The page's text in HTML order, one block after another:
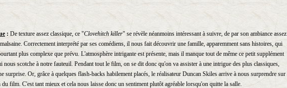
: De texture assez classique, ce "Clovehitch killer" se révèle néanmoins intéressant à suivre, de par son ambiance assez
Correctement interprété par ses comédiens, il nous fait découvrir une famille, apparemment sans histoires, qui
plus complexe que prévu. L'atmosphère intrigante est présente, mais il manque tout de même ce petit supplément
nous scotche à notre fauteuil. Pendant tout le film, on se dit donc qu'on va assister à une intrigue des plus classiques,
surprise. Or, grâce à quelques flash-backs habilement placés, le réalisateur Duncan Skiles arrive à nous surprendre sur
film. C'est tant mieux et cela nous laisse donc un sentiment plutôt agréable lorsqu'on quitte la salle.